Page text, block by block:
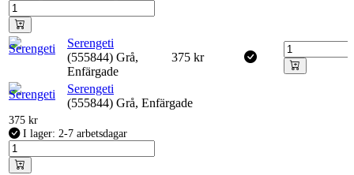
Serengeti
(555844) Grå,
Enfärgade
375 kr
Serengeti
(555844) Grå, Enfärgade
375 kr
I lager: 2-7 arbetsdagar